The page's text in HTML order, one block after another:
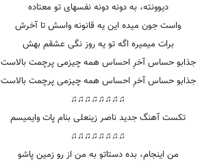
دیوونته، به دونه دونه نفسهای تو معتاده
واست جون میده این یه قانونه واسش تا آخرش
برات میمیره اگه تو یه روز نگی عشقم بهش
جذابو حساس آخرِ احساس همه چیزمی پرچمت بالاست
جذابو حساس آخرِ احساس همه چیزمی پرچمت بالاست
♫♫♫♫♫♫♫♫
تکست آهنگ جدید ناصر زینعلی بنام پات وایمیسم
♫♫♫♫♫♫♫♫
من اینجام، بده دستاتو به من از رو زمین پاشو